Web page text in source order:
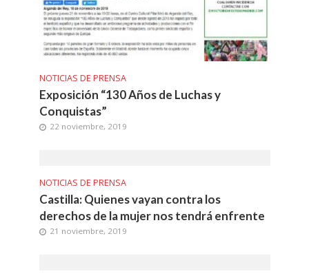
NOTICIAS DE PRENSA
Exposición “130 Años de Luchas y
Conquistas”
22 noviembre, 2019
NOTICIAS DE PRENSA
Castilla: Quienes vayan contra los
derechos de la mujer nos tendrá enfrente
21 noviembre, 2019